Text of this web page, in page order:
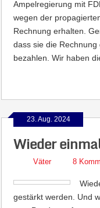
Ampelregierung mit
wegen der
Rechnung erhalten.
dass sie die
bezahlen. Wir haben
23. Aug. 2024
Wieder
Väter 8
gestärkt werden. Und